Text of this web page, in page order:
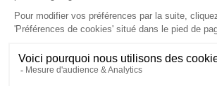
Moteur Novoferm